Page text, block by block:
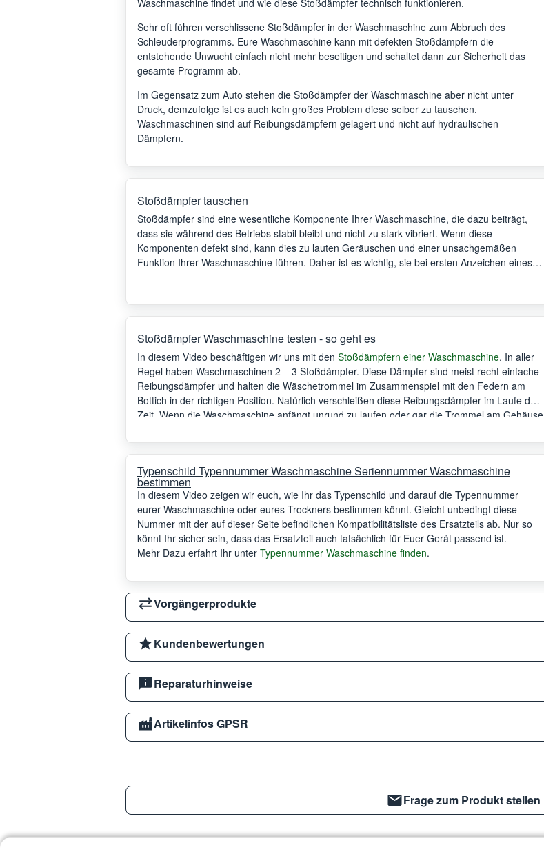
Waschmaschine findet und wie diese Stoßdämpfer technisch funktionieren.
Sehr oft führen verschlissene Stoßdämpfer in der Waschmaschine zum Abbruch des
Schleuderprogramms. Eure Waschmaschine kann mit defekten Stoßdämpfern die
entstehende Unwucht einfach nicht mehr beseitigen und schaltet dann zur Sicherheit das
gesamte Programm ab.
Im Gegensatz zum Auto stehen die Stoßdämpfer der Waschmaschine aber nicht unter
Druck, demzufolge ist es auch kein großes Problem diese selber zu tauschen.
Waschmaschinen sind auf Reibungsdämpfern gelagert und nicht auf hydraulischen
Dämpfern.
Stoßdämpfer tauschen
Stoßdämpfer sind eine wesentliche Komponente Ihrer Waschmaschine, die dazu beiträgt,
dass sie während des Betriebs stabil bleibt und nicht zu stark vibriert. Wenn diese
Komponenten defekt sind, kann dies zu lauten Geräuschen und einer unsachgemäßen
Funktion Ihrer Waschmaschine führen. Daher ist es wichtig, sie bei ersten Anzeichen eines
Stoßdämpfer Waschmaschine testen - so geht es
In diesem Video beschäftigen wir uns mit den Stoßdämpfern einer Waschmaschine. In aller
Regel haben Waschmaschinen 2 – 3 Stoßdämpfer. Diese Dämpfer sind meist recht einfache
Reibungsdämpfer und halten die Wäschetrommel im Zusammenspiel mit den Federn am
Bottich in der richtigen Position. Natürlich verschleißen diese Reibungsdämpfer im Laufe der
Zeit. Wenn die Waschmaschine anfängt unrund zu laufen oder gar die Trommel am Gehäuse
tauschen.
Typenschild Typennummer Waschmaschine Seriennummer Waschmaschine
bestimmen
In diesem Video zeigen wir euch, wie Ihr das Typenschild und darauf die Typennummer
eurer Waschmaschine oder eures Trockners bestimmen könnt. Gleicht unbedingt diese
Nummer mit der auf dieser Seite befindlichen Kompatibilitätsliste des Ersatzteils ab. Nur so
könnt Ihr sicher sein, dass das Ersatzteil auch tatsächlich für Euer Gerät passend ist.
Mehr Dazu erfahrt Ihr unter Typennummer Waschmaschine finden.
Vorgängerprodukte
Kundenbewertungen
Reparaturhinweise
Artikelinfos GPSR
Frage zum Produkt stellen